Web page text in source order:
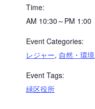
Time:
AM 10:30～PM 1:00
Event Categories:
レジャー, 自然・環境
Event Tags:
緑区役所